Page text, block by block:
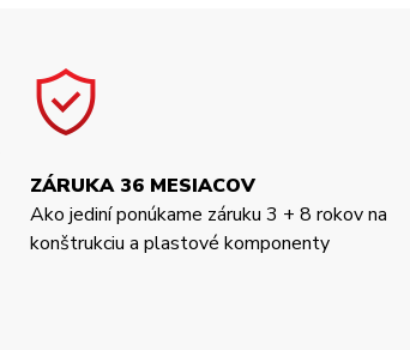
ZÁRUKA 36 MESIACOV
Ako jediní ponúkame záruku 3 + 8 rokov na
konštrukciu a plastové komponenty